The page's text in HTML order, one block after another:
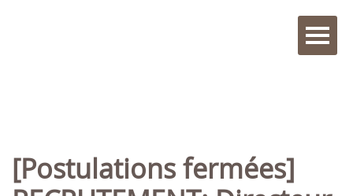
[Postulations fermées]